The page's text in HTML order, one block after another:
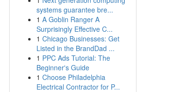
systems guarantee bre...
1 A Goblin Ranger A
Surprisingly Effective C...
1 Chicago Businesses: Get
Listed in the BrandDad ...
1 PPC Ads Tutorial: The
Beginner's Guide
1 Choose Philadelphia
Electrical Contractor for P...